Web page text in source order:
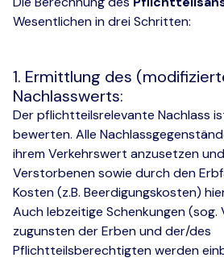
Wesentlichen in drei Schritten:
1. Ermittlung des
Nachlasswerts:
Der pflichtteilsrelevante Nachlass
bewerten. Alle
ihrem Verkehrswert anzusetzen
Verstorbenen sowie durch den
Kosten (z.B. Beerdigungskosten)
Auch lebzeitige Schenkungen (sog.
zugunsten der Erben und der/des
Pflichtteilsberechtigten werden